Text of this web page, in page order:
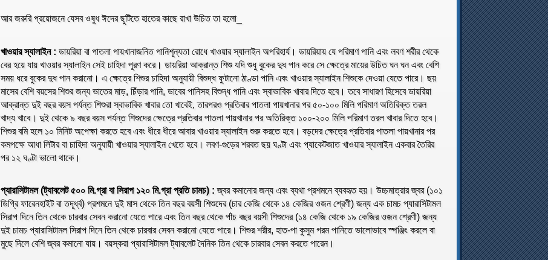
আর জরুরি প্রয়োজনে যেসব ওষুধ ঈদের ছুটিতে হাতের কাছে রাখা উচিত তা হলো_
খাওয়ার স্যালাইন : ডায়রিয়া বা পাতলা পায়খানাজনিত পানিশূন্যতা রোধে খাওয়ার স্যালাইন অপরিহার্য। ডায়রিয়ায় যে পরিমাণ পানি এবং লবণ শরীর থেকে
বের হয়ে যায় খাওয়ার স্যালাইন সেই চাহিদা পূরণ করে। ডায়রিয়া আক্রান্ত শিশু যদি শুধু বুকের দুধ পান করে সে ক্ষেত্রে মায়ের উচিত ঘন ঘন এবং বেশি
সময় ধরে বুকের দুধ পান করানো। এ ক্ষেত্রে শিশুর চাহিদা অনুযায়ী বিশুদ্ধ ফুটানো ঠাণ্ডা পানি এবং খাওয়ার স্যালাইন শিশুকে দেওয়া যেতে পারে। ছয়
মাসের বেশি বয়সের শিশুর জন্য ভাতের মাড়, চিঁড়ার পানি, ডাবের পানিসহ বিশুদ্ধ পানি এবং স্বাভাবিক খাবার দিতে হবে। তবে সাধারণ হিসেবে ডায়রিয়া
আক্রান্ত দুই বছর বয়স পর্যন্ত শিশুরা স্বাভাবিক খাবার তো খাবেই, তারপরও প্রতিবার পাতলা পায়খানার পর ৫০-১০০ মিলি পরিমাণ অতিরিক্ত তরল
খাদ্য খাবে। দুই থেকে ৯ বছর বয়স পর্যন্ত শিশুদের ক্ষেত্রে প্রতিবার পাতলা পায়খানার পর অতিরিক্ত ১০০-২০০ মিলি পরিমাণ তরল খাবার দিতে হবে।
শিশুর বমি হলে ১০ মিনিট অপেক্ষা করতে হবে এবং ধীরে ধীরে আবার খাওয়ার স্যালাইন শুরু করতে হবে। বড়দের ক্ষেত্রে প্রতিবার পাতলা পায়খানার পর
কমপক্ষে আধা লিটার বা চাহিদা অনুযায়ী খাওয়ার স্যালাইন খেতে হবে। লবণ-গুড়ের শরবত ছয় ঘণ্টা এবং প্যাকেটজাত খাওয়ার স্যালাইন একবার তৈরির
পর ১২ ঘণ্টা ভালো থাকে।
প্যারাসিটামল (ট্যাবলেট ৫০০ মি.গ্রা বা সিরাপ ১২০ মি.গ্রা প্রতি চামচ) : জ্বর কমানোর জন্য এবং ব্যথা প্রশমনে ব্যবহৃত হয়। উচ্চমাত্রার জ্বর (১০১
ডিগ্রি ফারেনহাইট বা তদূর্ধ্ব) প্রশমনে দুই মাস থেকে তিন বছর বয়সী শিশুদের (চার কেজি থেকে ১৪ কেজির ওজন শ্রেণী) জন্য এক চামচ প্যারাসিটামল
সিরাপ দিনে তিন থেকে চারবার সেবন করানো যেতে পারে এবং তিন বছর থেকে পাঁচ বছর বয়সী শিশুদের (১৪ কেজি থেকে ১৯ কেজির ওজন শ্রেণী) জন্য
দুই চামচ প্যারাসিটামল সিরাপ দিনে তিন থেকে চারবার সেবন করানো যেতে পারে। শিশুর শরীর, হাত-পা কুসুম গরম পানিতে ভালোভাবে স্পঞ্জিং করলে বা
মুছে দিলে বেশি জ্বর কমানো যায়। বয়স্করা প্যারাসিটামল ট্যাবলেট দৈনিক তিন থেকে চারবার সেবন করতে পারেন।